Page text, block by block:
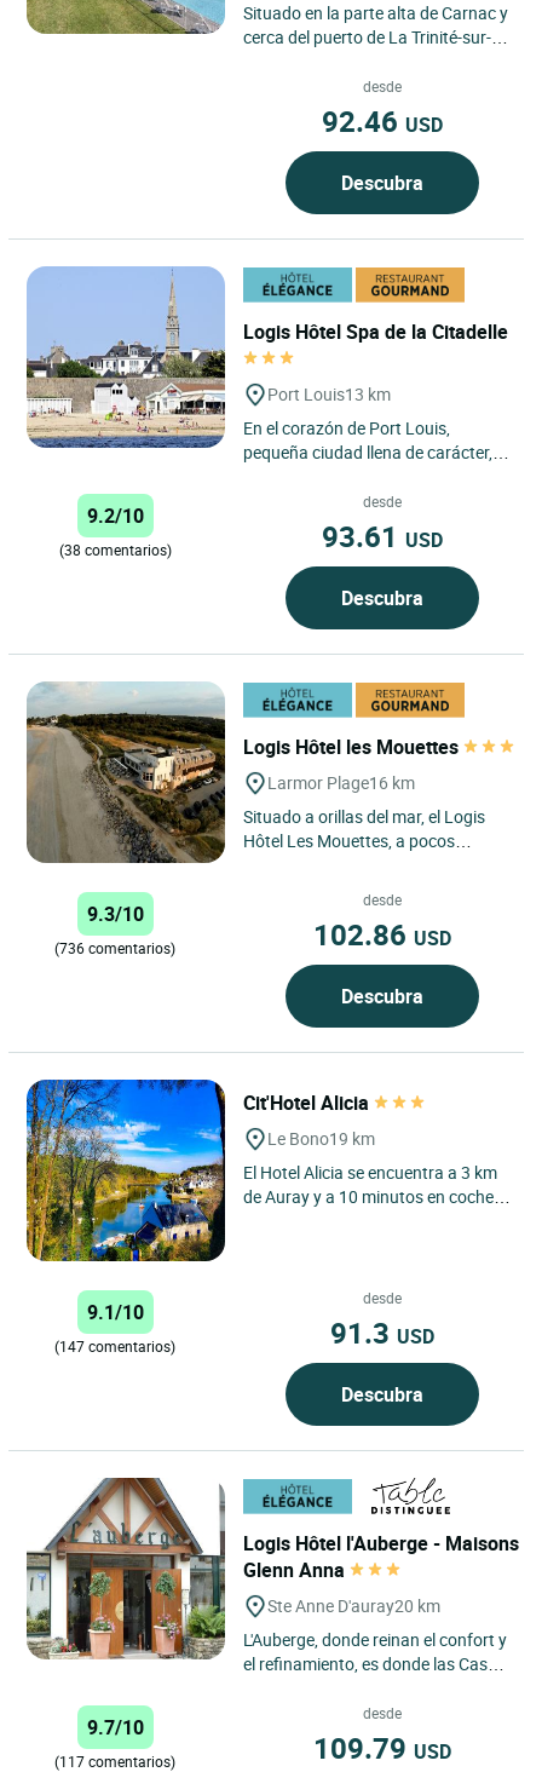
Situado en la parte alta de Carnac y
cerca del puerto de La Trinité-sur-
«Du Tumulus»...desde
92.46 USD
Descubra
Logis Hôtel Spa de la Citadelle
Port Louis13 km
En el corazón de Port Louis,
pequeña ciudad llena de carácter, el
bienvenida a dos pasos...
9.2/10
(38 comentarios)
desde
93.61 USD
Descubra
Logis Hôtel les Mouettes
Larmor Plage16 km
Situado a orillas del mar, el Logis
Hôtel Les Mouettes, a pocos
de Groix, le da la...
9.3/10
(736 comentarios)
desde
102.86 USD
Descubra
Cit'Hotel Alicia
Le Bono19 km
El Hotel Alicia se encuentra a 3 km
de Auray y a 10 minutos en coche
9.1/10
(147 comentarios)
desde
91.3 USD
Descubra
Logis Hôtel l'Auberge - Maisons
Glenn Anna
Ste Anne D'auray20 km
L'Auberge, donde reinan el confort y
el refinamiento, es donde las Casas
momento único. ...
9.7/10
(117 comentarios)
desde
109.79 USD